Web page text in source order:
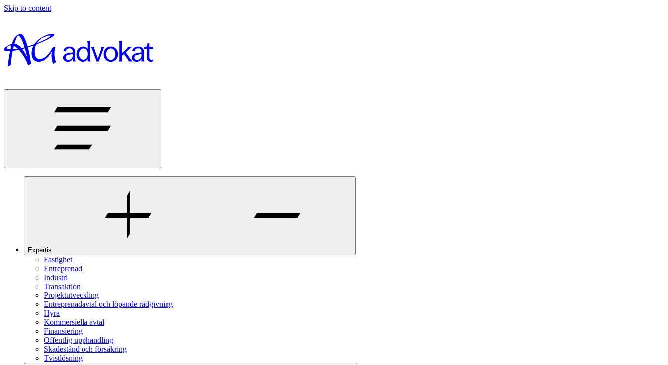
Skip to content
Expertis
Fastighet
Entreprenad
Industri
Transaktion
Projektutveckling
Entreprenadavtal och löpande rådgivning
Hyra
Kommersiella avtal
Finansiering
Offentlig upphandling
Skadestånd och försäkring
Tvistlösning